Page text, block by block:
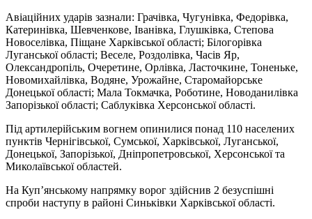
Авіаційних ударів зазнали: Грачівка, Чугунівка, Федорівка,
Катеринівка, Шевченкове, Іванівка, Глушківка, Степова
Новоселівка, Піщане Харківської області; Білогорівка
Луганської області; Веселе, Роздолівка, Часів Яр,
Олександропіль, Очеретине, Орлівка, Ласточкине, Тоненьке,
Новомихайлівка, Водяне, Урожайне, Старомайорське
Донецької області; Мала Токмачка, Роботине, Новоданилівка
Запорізької області; Саблуківка Херсонської області.
Під артилерійським вогнем опинилися понад 110 населених
пунктів Чернігівської, Сумської, Харківської, Луганської,
Донецької, Запорізької, Дніпропетровської, Херсонської та
Миколаївської областей.
На Куп’янському напрямку ворог здійснив 2 безуспішні
спроби наступу в районі Синьківки Харківської області.